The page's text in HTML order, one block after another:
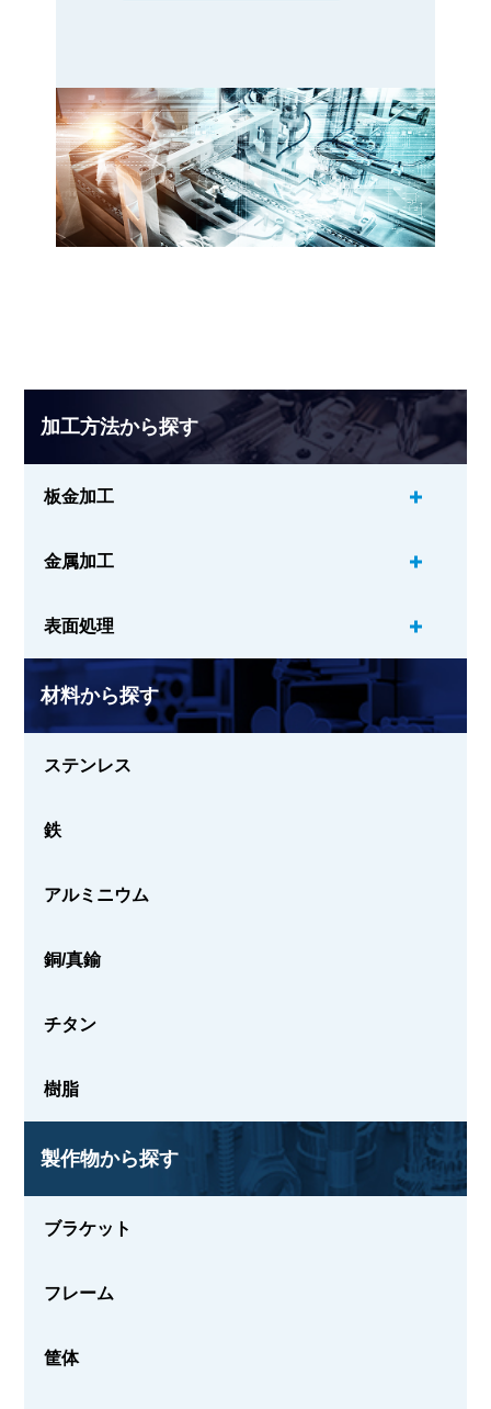
加工方法から探す
板金加工
金属加工
表面処理
材料から探す
ステンレス
鉄
アルミニウム
銅/真鍮
チタン
樹脂
製作物から探す
ブラケット
フレーム
筐体